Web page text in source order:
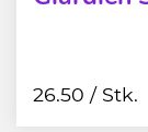
26.50 / Stk.